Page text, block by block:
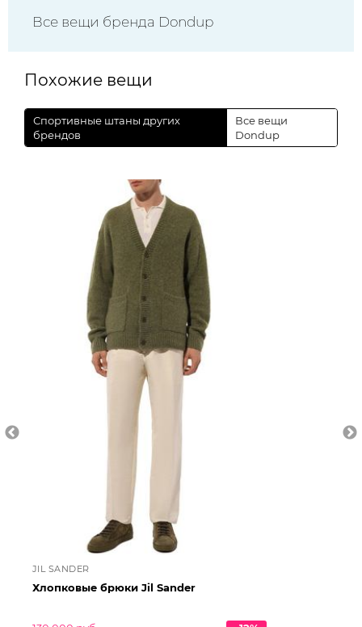
Все вещи бренда Dondup
Похожие вещи
Спортивные штаны других
брендов
Все вещи
Dondup
JIL SANDER
Хлопковые брюки Jil Sander